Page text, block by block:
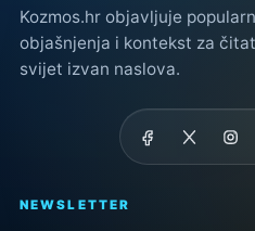
Kozmos.hr objavljuje
objašnjenja i kontekst za
svijet izvan naslova.
NEWSLETTER